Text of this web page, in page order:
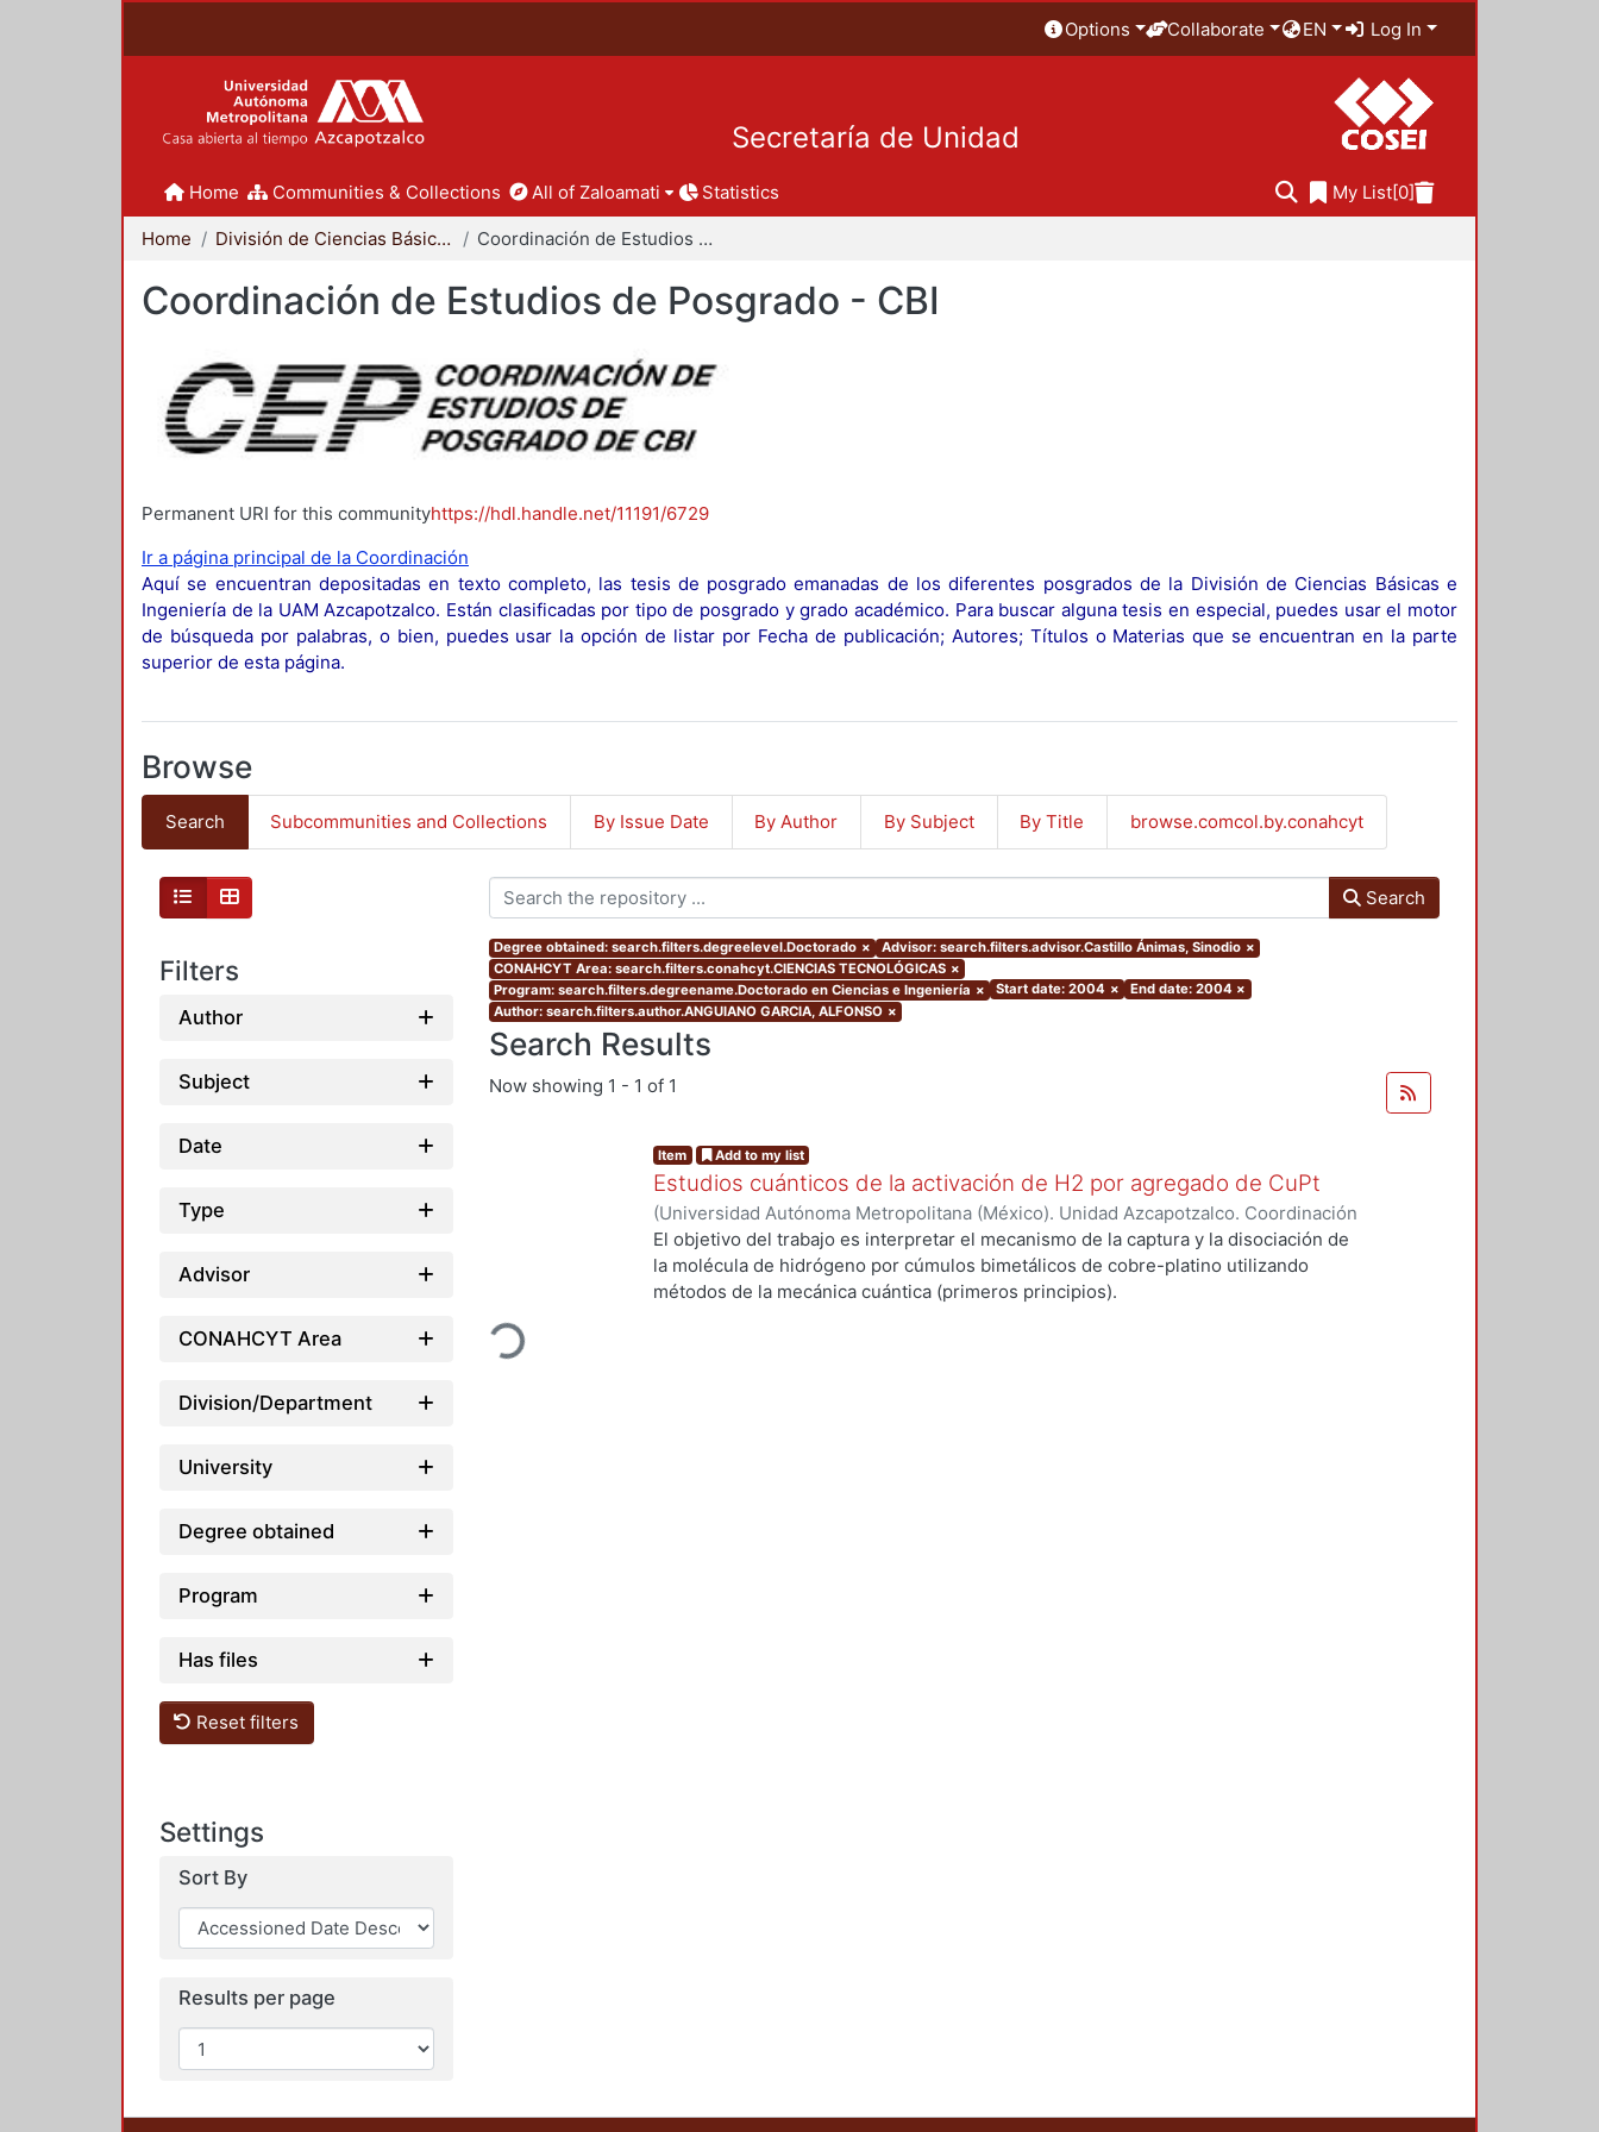
Options Collaborate EN Log In
Secretaría de Unidad
Home Communities & Collections All of Zaloamati Statistics My List[0]
Home División de Ciencias Básicas e Ingeniería Coordinación de Estudios de Posgrado - CBI
Coordinación de Estudios de Posgrado - CBI
Permanent URI for this communityhttps://hdl.handle.net/11191/6729
Ir a página principal de la Coordinación
Aquí se encuentran depositadas en texto completo, las tesis de posgrado emanadas de los diferentes posgrados de la División de Ciencias Básicas e
Ingeniería de la UAM Azcapotzalco. Están clasificadas por tipo de posgrado y grado académico. Para buscar alguna tesis en especial, puedes usar el motor
de búsqueda por palabras, o bien, puedes usar la opción de listar por Fecha de publicación; Autores; Títulos o Materias que se encuentran en la parte
superior de esta página.
Browse
Search Subcommunities and Collections By Issue Date By Author By Subject By Title browse.comcol.by.conahcyt
Filters
Author
Subject
Date
Type
Advisor
CONAHCYT Area
Division/Department
University
Degree obtained
Program
Has files
Reset filters
Settings
Sort By
Results per page
Search
Degree obtained: search.filters.degreelevel.Doctorado × Advisor: search.filters.advisor.Castillo Ánimas, Sinodio ×
CONAHCYT Area: search.filters.conahcyt.CIENCIAS TECNOLÓGICAS ×
Program: search.filters.degreename.Doctorado en Ciencias e Ingeniería × Start date: 2004 × End date: 2004 ×
Author: search.filters.author.ANGUIANO GARCIA, ALFONSO ×
Search Results
Now showing 1 - 1 of 1
Loading...
Item Add to my list
Estudios cuánticos de la activación de H2 por agregado de CuPt
(Universidad Autónoma Metropolitana (México). Unidad Azcapotzalco. Coordinación
de Servicios de Información.,2004-03 )ANGUIANO GARCIA, ALFONSO
El objetivo del trabajo es interpretar el mecanismo de la captura y la disociación de
la molécula de hidrógeno por cúmulos bimetálicos de cobre-platino utilizando
métodos de la mecánica cuántica (primeros principios).